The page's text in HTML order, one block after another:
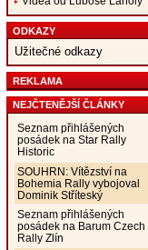
ODKAZY
Užitečné odkazy
REKLAMA
NEJČTENĚJŠÍ ČLÁNKY
Seznam přihlášených
posádek na Star Rally
Historic
SOUHRN: Vítězství na
Bohemia Rally vybojoval
Dominik Stříteský
Seznam přihlášených
posádek na Barum Czech
Rally Zlín